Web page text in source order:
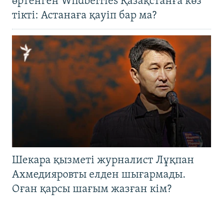
тікті: Астанаға қауіп бар ма?
Шекара қызметі журналист Лұқпан
Ахмедияровты елден шығармады.
Оған қарсы шағым жазған кім?